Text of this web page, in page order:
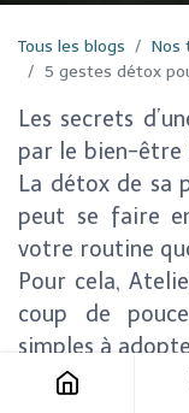
Tous les blogs
Nos
5 gestes détox
Les secrets
par le bien-être
La détox de sa
peut se faire
votre routine
Pour cela,
coup de
simples à